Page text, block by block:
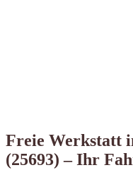
Freie Werkstatt
(25693) – Ihr